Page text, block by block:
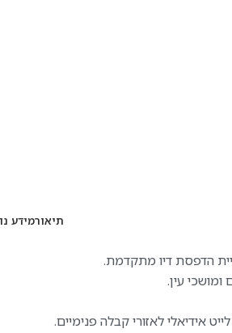
תיאורמידע
הדפסת דיו מתקדמת.
ומושכי עין.
אידיאלי לאזורי קבלה פנימיים.